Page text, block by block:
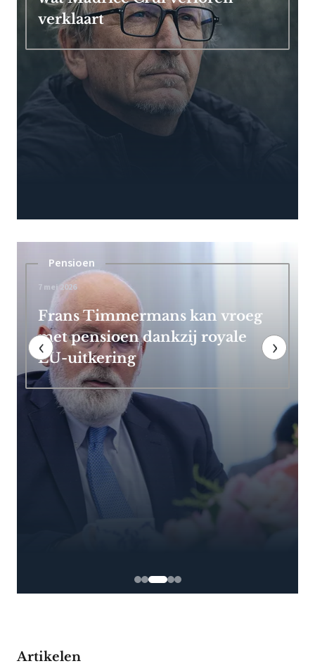
verklaart
Beschouwingen
22 januari 2026
Dit is de nieuwe box 3-belasting:
man krijgt aanslag van 1 miljoen
voor ongerealiseerde winst die
hij verloor
‹ ›
Artikelen